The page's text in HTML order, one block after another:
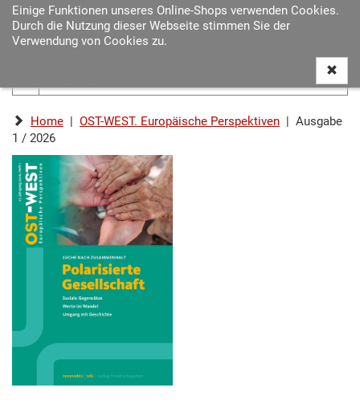
Einige Funktionen unseres Online-Shops verwenden Cookies.
Durch die Nutzung dieser Webseite stimmen Sie der
Verwendung von Cookies zu.
Home | OST-WEST. Europäische Perspektiven | Ausgabe
1 / 2026